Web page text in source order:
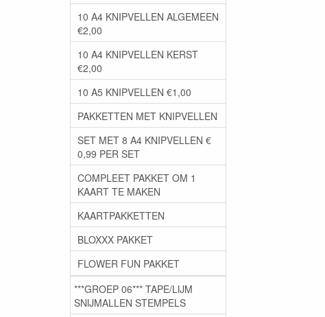
10 A4 KNIPVELLEN ALGEMEEN
€2,00
10 A4 KNIPVELLEN KERST
€2,00
10 A5 KNIPVELLEN €1,00
PAKKETTEN MET KNIPVELLEN
SET MET 8 A4 KNIPVELLEN €
0,99 PER SET
COMPLEET PAKKET OM 1
KAART TE MAKEN
KAARTPAKKETTEN
BLOXXX PAKKET
FLOWER FUN PAKKET
***GROEP 06*** TAPE/LIJM
SNIJMALLEN STEMPELS